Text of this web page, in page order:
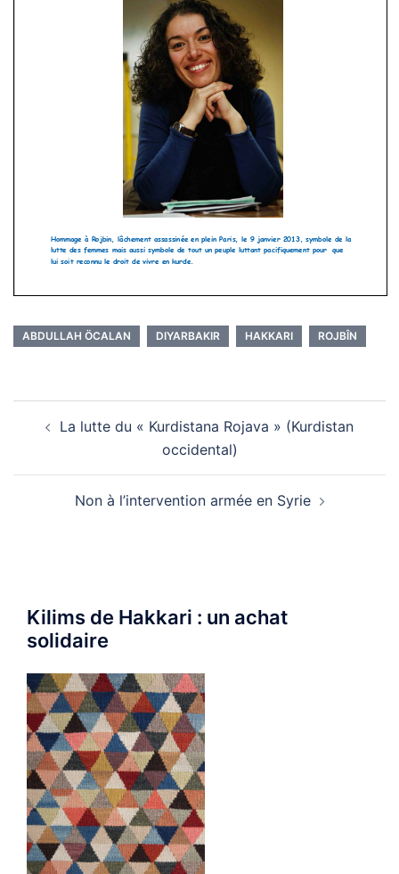
ABDULLAH ÖCALAN DIYARBAKIR HAKKARI ROJBÎN
d’articleLa lutte du « Kurdistana Rojava » (Kurdistan
occidental)
Non à l’intervention armée en Syrie
Kilims de Hakkari : un achat
solidaire